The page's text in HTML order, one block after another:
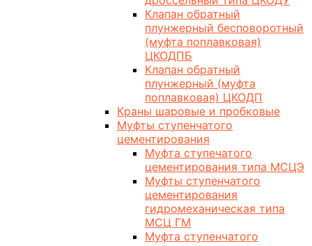
Клапан обратный
плунжерный бесповоротный
(муфта поплавковая)
ЦКОДПБ
Клапан обратный
плунжерный (муфта
поплавковая) ЦКОДП
Краны шаровые и пробковые
Муфты ступенчатого
цементирования
Муфта ступечатого
цементирования типа МСЦЭ
Муфты ступенчатого
цементирования
гидромеханическая типа
МСЦ ГМ
Муфта ступенчатого